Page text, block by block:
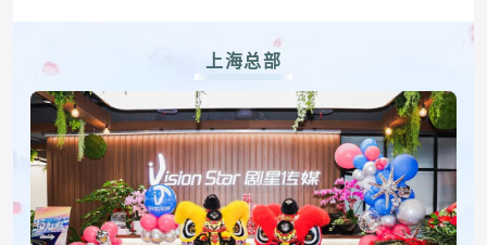
上海总部